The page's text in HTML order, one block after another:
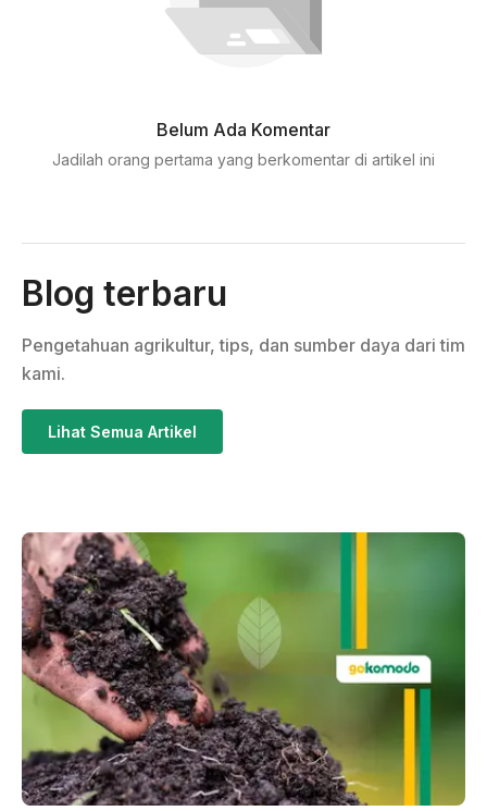
Belum Ada Komentar
Jadilah orang pertama yang berkomentar di artikel ini
Blog terbaru
Pengetahuan agrikultur, tips, dan sumber daya dari tim
kami.
Lihat Semua Artikel